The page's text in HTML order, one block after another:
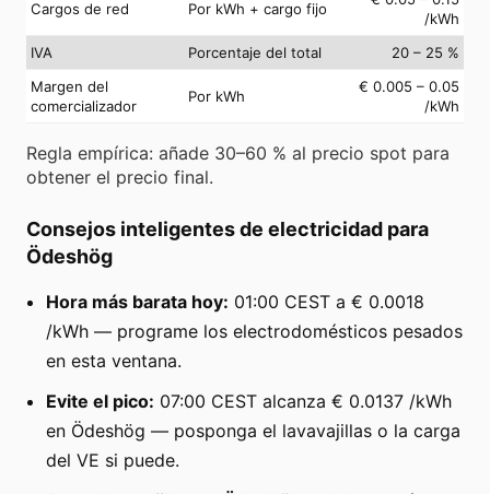
Cargos de red Por kWh + cargo fijo
/kWh
IVA
Porcentaje del total
20 – 25 %
Margen del
comercializador
Por kWh
€ 0.005 – 0.05
/kWh
Regla empírica: añade 30–60 % al precio spot para
obtener el precio final.
Consejos inteligentes de electricidad para
Ödeshög
Hora más barata hoy: 01:00 CEST a € 0.0018
/kWh — programe los electrodomésticos pesados
en esta ventana.
Evite el pico: 07:00 CEST alcanza € 0.0137 /kWh
en Ödeshög — posponga el lavavajillas o la carga
del VE si puede.